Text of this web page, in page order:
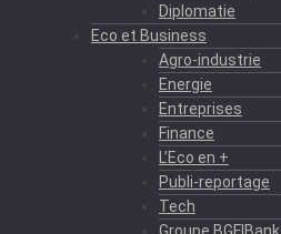
Diplomatie
Eco et Business
Agro-industrie
Energie
Entreprises
Finance
L’Eco en +
Publi-reportage
Tech